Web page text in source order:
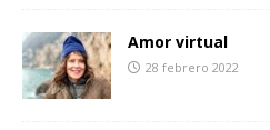
Amor virtual
28 febrero 2022